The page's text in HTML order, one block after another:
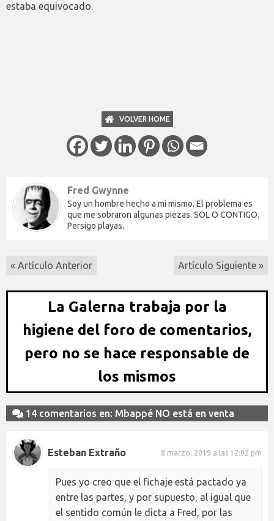
estaba equivocado.
VOLVER HOME
Fred Gwynne
Soy un hombre hecho a mí mismo. El problema es
que me sobraron algunas piezas. SOL O CONTIGO.
Persigo playas.
« Artículo Anterior Artículo Siguiente »
La Galerna trabaja por la
higiene del foro de comentarios,
pero no se hace responsable de
los mismos
14 comentarios en: Mbappé NO está en venta
Esteban Extraño 8 marzo, 2019 a las 12:02 pm
Pues yo creo que el fichaje está pactado ya
entre las partes, y por supuesto, al igual que
el sentido común le dicta a Fred, por las